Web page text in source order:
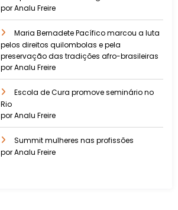
por Analu Freire
Maria Bernadete Pacífico marcou a luta
pelos direitos quilombolas e pela
preservação das tradições afro-brasileiras
por Analu Freire
Escola de Cura promove seminário no
Rio
por Analu Freire
Summit mulheres nas profissões
por Analu Freire